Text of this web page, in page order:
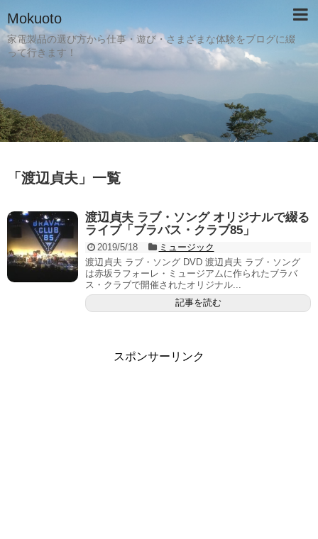
Mokuoto
家電製品の選び方から仕事・遊び・さまざまな体験をブログに綴
って行きます！
「 渡辺貞夫 」 一覧
渡辺貞夫 ラブ・ソング オリジナルで綴る
ライブ「ブラバス・クラブ85」
2019/5/18
ミュージック
渡辺貞夫 ラブ・ソング DVD 渡辺貞夫 ラブ・ソング
は赤坂ラフォーレ・ミュージアムに作られたブラバ
ス・クラブで開催されたオリジナル...
記事を読む
スポンサーリンク